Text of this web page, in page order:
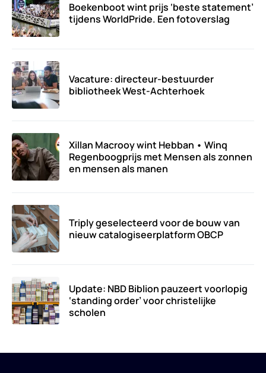
Boekenboot wint prijs ‘beste statement’
tijdens WorldPride. Een fotoverslag
Vacature: directeur-bestuurder
bibliotheek West-Achterhoek
Xillan Macrooy wint Hebban • Winq
Regenboogprijs met Mensen als zonnen
en mensen als manen
Triply geselecteerd voor de bouw van
nieuw catalogiseerplatform OBCP
Update: NBD Biblion pauzeert voorlopig
‘standing order’ voor christelijke
scholen